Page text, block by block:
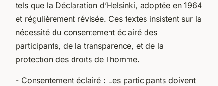
tels que la Déclaration d’Helsinki, adoptée en 1964
et régulièrement révisée. Ces textes insistent sur la
nécessité du consentement éclairé des
participants, de la transparence, et de la
protection des droits de l’homme.
- Consentement éclairé : Les participants doivent